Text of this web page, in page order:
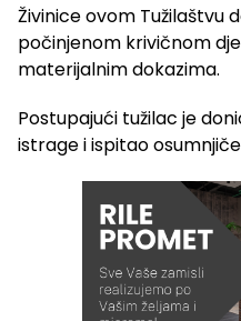
Živinice ovom Tužilaštvu
počinjenom krivičnom
materijalnim dokazima.
Postupajući tužilac je
istrage i ispitao